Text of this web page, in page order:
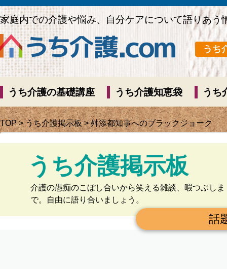
家庭内での介護や悩み、自分ケアについて語りあう
うち介護の基礎講座 うち介護知恵袋 うち
TOP>うち介護掲示板> 舛添都知事へのブラックジョーク
うち介護掲示板
介護の愚痴のこぼし合いから笑える雑談、暇つぶしま
で。自由に語り合いましょう。
話